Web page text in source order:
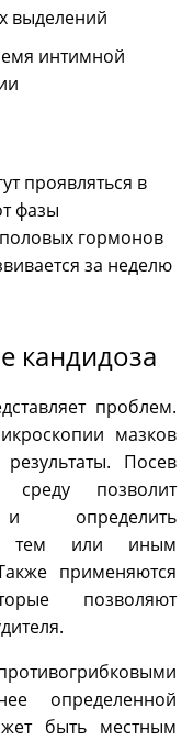
выделений
интимной
проявляться в
фазы
гормонов
за неделю
кандидоза
проблем.
мазков
Посев
среду позволит
определить
к тем или иным
применяются
позволяют
определенной
быть местным